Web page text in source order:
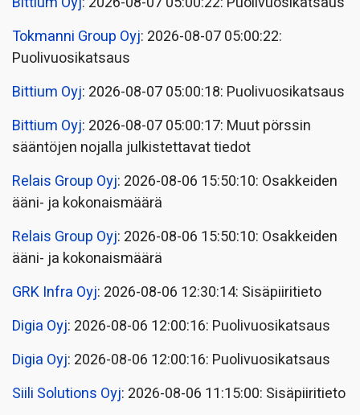
Tokmanni Group Oyj: 2026-08-07 05:00:22:
Puolivuosikatsaus
Bittium Oyj: 2026-08-07 05:00:18: Puolivuosikatsaus
Bittium Oyj: 2026-08-07 05:00:17: Muut pörssin
sääntöjen nojalla julkistettavat tiedot
Relais Group Oyj: 2026-08-06 15:50:10: Osakkeiden
ääni- ja kokonaismäärä
Relais Group Oyj: 2026-08-06 15:50:10: Osakkeiden
ääni- ja kokonaismäärä
GRK Infra Oyj: 2026-08-06 12:30:14: Sisäpiiritieto
Digia Oyj: 2026-08-06 12:00:16: Puolivuosikatsaus
Digia Oyj: 2026-08-06 12:00:16: Puolivuosikatsaus
Siili Solutions Oyj: 2026-08-06 11:15:00: Sisäpiiritieto